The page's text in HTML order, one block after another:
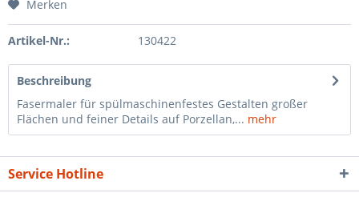
Merken
Artikel-Nr.: 130422
Beschreibung
Fasermaler für spülmaschinenfestes Gestalten großer
Flächen und feiner Details auf Porzellan,... mehr
Service Hotline